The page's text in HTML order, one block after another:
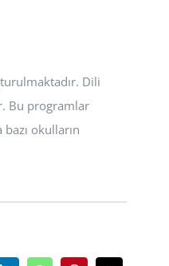
Dili
Bu programlar
okulların